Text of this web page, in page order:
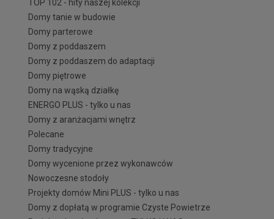
TOP 102 - hity naszej kolekcji
Domy tanie w budowie
Domy parterowe
Domy z poddaszem
Domy z poddaszem do adaptacji
Domy piętrowe
Domy na wąską działkę
ENERGO PLUS - tylko u nas
Domy z aranżacjami wnętrz
Polecane
Domy tradycyjne
Domy wycenione przez wykonawców
Nowoczesne stodoły
Projekty domów Mini PLUS - tylko u nas
Domy z dopłatą w programie Czyste Powietrze